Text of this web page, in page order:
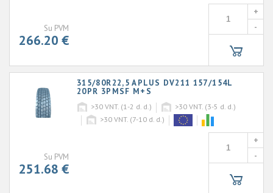
Su PVM
266.20 €
+
-
315/80R22,5 APLUS DV211 157/154L
20PR 3PMSF M+S
>30 VNT. (1-2 d. d.) >30 VNT. (3-5 d. d.)
>30 VNT. (7-10 d. d.)
Su PVM
251.68 €
+
-